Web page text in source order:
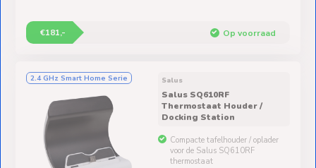
€181,- Op voorraad
2.4 GHz Smart Home Serie Salus
Salus SQ610RF
Thermostaat Houder /
Docking Station
Compacte tafelhouder / oplader
voor de Salus SQ610RF
thermostaat